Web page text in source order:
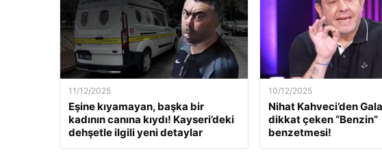
11/12/2025
Eşine kıyamayan, başka bir
kadının canına kıydı! Kayseri’deki
dehşetle ilgili yeni detaylar
10/12/2025
Nihat Kahveci’den
dikkat çeken “Benzin”
benzetmesi!